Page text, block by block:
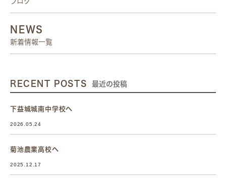
NEWS
新着情報一覧
RECENT POSTS 最近の投稿
下益城城南中学校へ
2026.05.24
菊池農業高校へ
2025.12.17